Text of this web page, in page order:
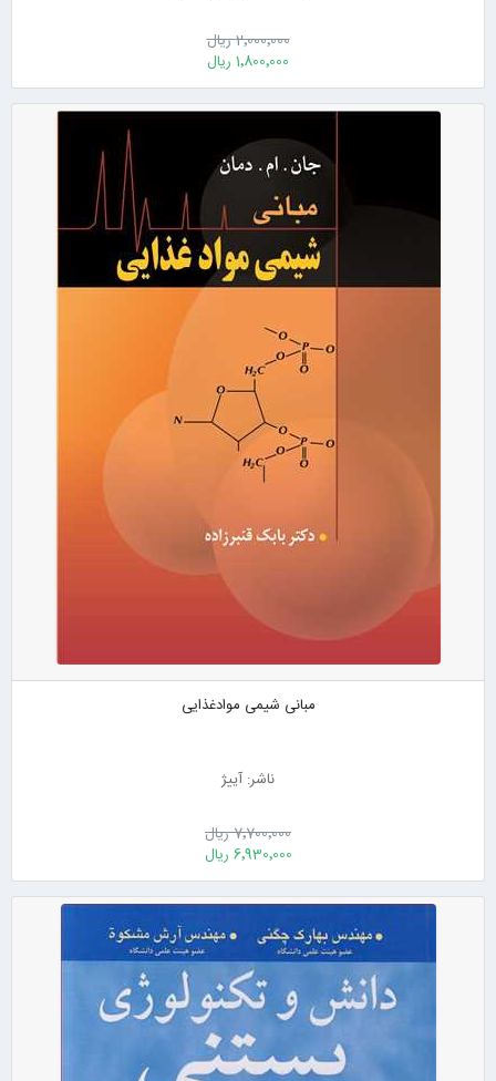
2٬000٬000 ریال
1٬800٬000 ریال
مبانی شیمی موادغذایی
ناشر: آییژ
7٬700٬000 ریال
6٬930٬000 ریال